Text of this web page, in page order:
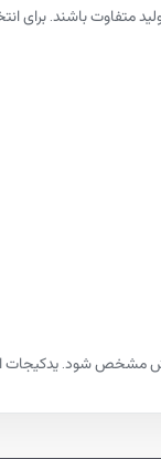
متفاوت باشند.
شود. یدکیجات